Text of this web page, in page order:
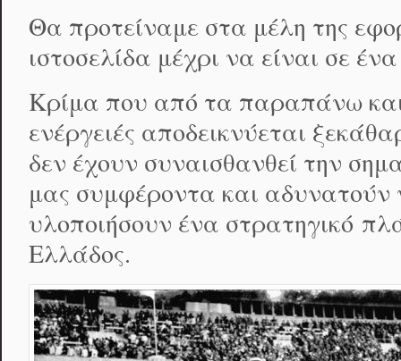
Θα προτείναμε στα μέλη της
ιστοσελίδα μέχρι να είναι σε
Κρίμα που από τα παραπάνω
ενέργειές αποδεικνύεται
δεν έχουν συναισθανθεί την
μας συμφέροντα και αδυνατούν
υλοποιήσουν ένα στρατηγικό
Ελλάδος.